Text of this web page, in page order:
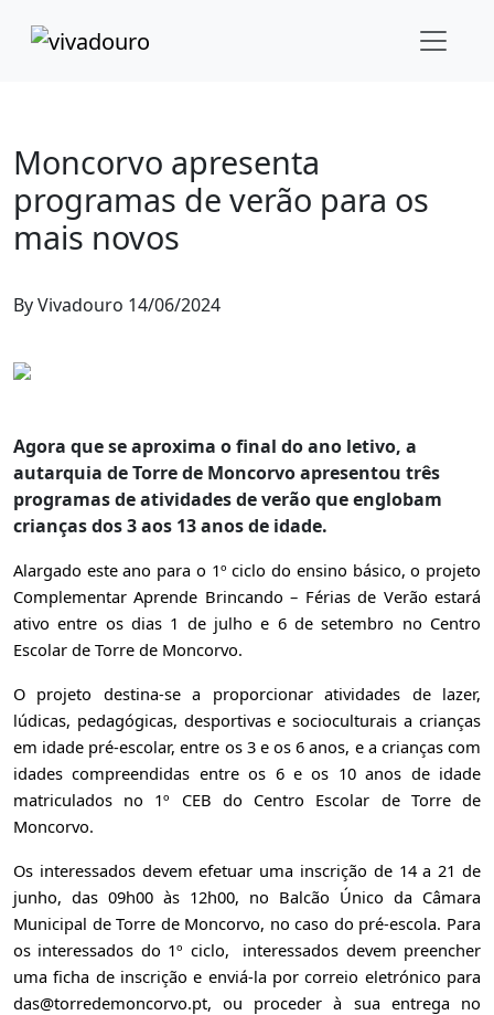
Moncorvo apresenta
programas de verão para os
mais novos
ByVivadouro 14/06/2024
Agora que se aproxima o final do ano letivo, a
autarquia de Torre de Moncorvo apresentou três
programas de atividades de verão que englobam
crianças dos 3 aos 13 anos de idade.
Alargado este ano para o 1º ciclo do ensino básico, o projeto
Complementar Aprende Brincando – Férias de Verão estará
ativo entre os dias 1 de julho e 6 de setembro no Centro
Escolar de Torre de Moncorvo.
O projeto destina-se a proporcionar atividades de lazer,
lúdicas, pedagógicas, desportivas e socioculturais a crianças
em idade pré-escolar, entre os 3 e os 6 anos, e a crianças com
idades compreendidas entre os 6 e os 10 anos de idade
matriculados no 1º CEB do Centro Escolar de Torre de
Moncorvo.
Os interessados devem efetuar uma inscrição de 14 a 21 de
junho, das 09h00 às 12h00, no Balcão Único da Câmara
Municipal de Torre de Moncorvo, no caso do pré-escola. Para
os interessados do 1º ciclo, interessados devem preencher
uma ficha de inscrição e enviá-la por correio eletrónico para
das@torredemoncorvo.pt, ou proceder à sua entrega no